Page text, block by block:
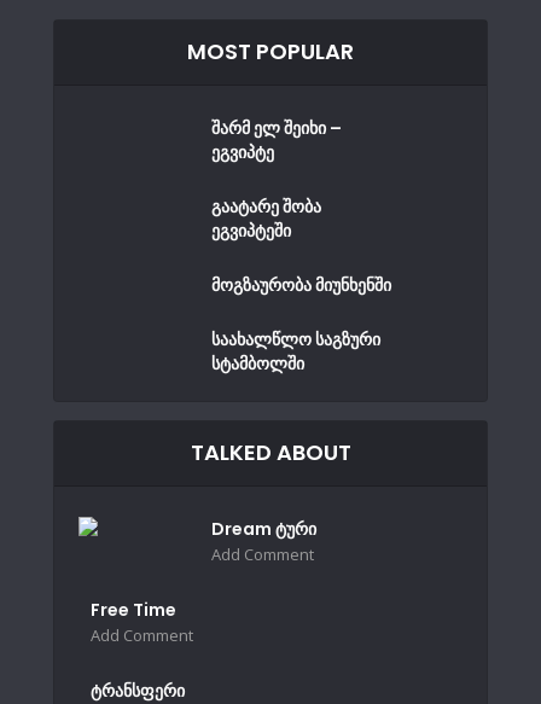
MOST POPULAR
შარმ ელ შეიხი –
ეგვიპტე
გაატარე შობა
ეგვიპტეში
მოგზაურობა მიუნხენში
საახალწლო საგზური
სტამბოლში
TALKED ABOUT
Dream ტური
Add Comment
Free Time
Add Comment
ტრანსფერი